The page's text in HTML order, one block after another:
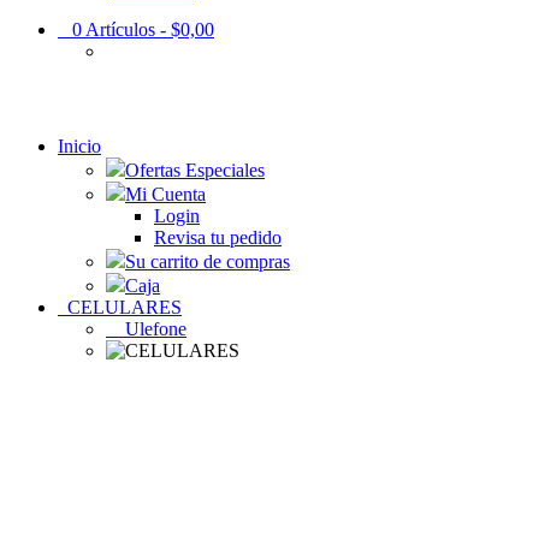
0 Artículos - $0,00
Inicio
Ofertas Especiales
Mi Cuenta
Login
Revisa tu pedido
Su carrito de compras
Caja
CELULARES
Ulefone